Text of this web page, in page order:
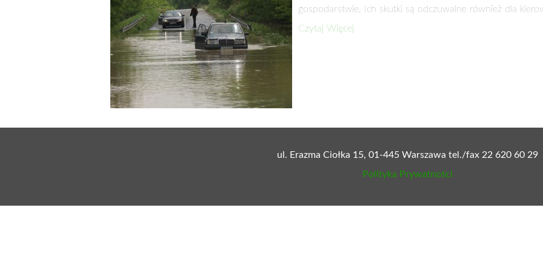
gospodarstwie. Ich skutki są odczuwalne również dla
Czytaj Więcej
ul. Erazma Ciołka 15, 01-445 Warszawa tel./fax 22 620 60 29
Polityka Prywatności